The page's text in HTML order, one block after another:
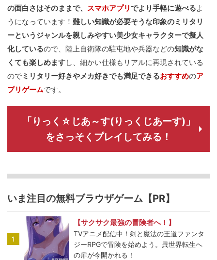
の面白さはそのままで、 スマホアプリでより手軽に遊べるよ
うになっています！ 難しい知識が必要そうな印象のミリタリ
ーというジャンルを親しみやすい美少女キャラクターで擬人
化しているので、陸上自衛隊の駐屯地や兵器などの知識がな
くても楽しめますし、細かい仕様もリアルに再現されている
のでミリタリー好きやメカ好きでも満足できるおすすめのア
プリゲームです。
「りっく☆じあ～す(りっくじあーす)」
をさっそくプレイしてみる！
いま注目の無料ブラウザゲーム【PR】
1
【サクサク最強の冒険者へ！】
TVアニメ配信中！剣と魔法の王道ファンタ
ジーRPGで冒険を始めよう。異世界転生へ
の扉が今開かれる！